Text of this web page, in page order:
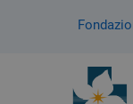
Vai al